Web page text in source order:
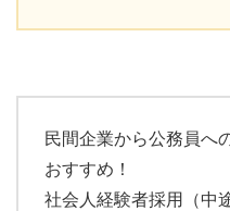
民間企業から公務員へ
おすすめ！
社会人経験者採用（中